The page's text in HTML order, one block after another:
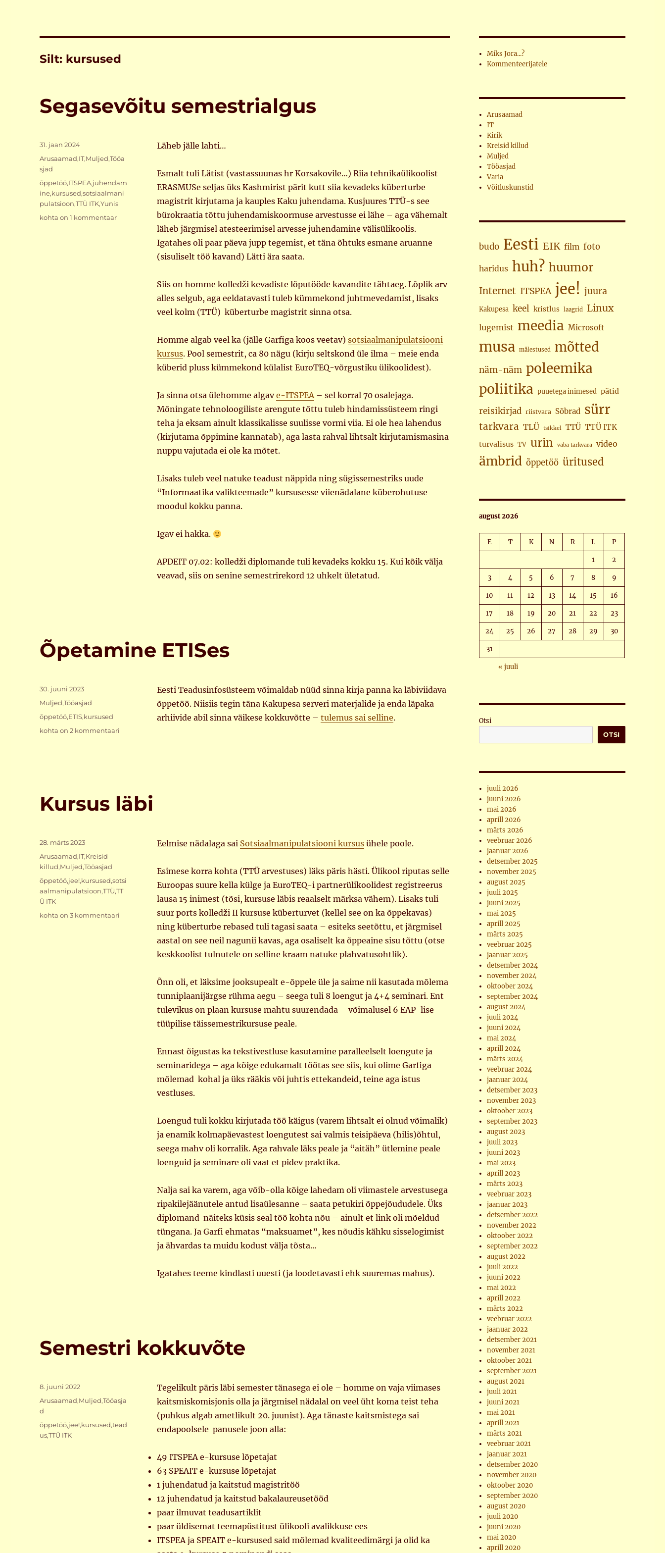
Silt: kursused
Segasevõitu semestrialgus
Läheb jälle lahti…
Esmalt tuli Lätist (vastassuunas hr Korsakovile…) Riia tehnikaülikoolist
ERASMUSe seljas üks Kashmirist pärit kutt siia kevadeks küberturbe
magistrit kirjutama ja kauples Kaku juhendama. Kusjuures TTÜ-s see
bürokraatia tõttu juhendamiskoormuse arvestusse ei lähe – aga vähemalt
läheb järgmisel atesteerimisel arvesse juhendamine välisülikoolis.
Igatahes oli paar päeva jupp tegemist, et täna õhtuks esmane aruanne
(sisuliselt töö kavand) Lätti ära saata.
Siis on homme kolledži kevadiste lõputööde kavandite tähtaeg. Lõplik arv
alles selgub, aga eeldatavasti tuleb kümmekond juhtmevedamist, lisaks
veel kolm (TTÜ) küberturbe magistrit sinna otsa.
Homme algab veel ka (jälle Garfiga koos veetav) sotsiaalmanipulatsiooni
kursus. Pool semestrit, ca 80 nägu (kirju seltskond üle ilma – meie enda
küberid pluss kümmekond külalist EuroTEQ-võrgustiku ülikoolidest).
Ja sinna otsa ülehomme algave-ITSPEA– sel korral 70 osalejaga.
Mõningate tehnoloogiliste arengute tõttu tuleb hindamissüsteem ringi
teha ja eksam ainult klassikalisse suulisse vormi viia. Ei ole hea lahendus
(kirjutama õppimine kannatab), aga lasta rahval lihtsalt kirjutamismasina
nuppu vajutada ei ole ka mõtet.
Lisaks tuleb veel natuke teadust näppida ning sügissemestriks uude
“Informaatika valikteemade” kursusesse viienädalane küberohutuse
moodul kokku panna.
Igav ei hakka.
APDEIT 07.02: kolledži diplomande tuli kevadeks kokku 15. Kui kõik välja
veavad, siis on senine semestrirekord 12 uhkelt ületatud.
Postitatud
31. jaan 2024
Rubriigid
Arusaamad,IT,Muljed,Tööa
sjad
Sildid
õppetöö,ITSPEA,juhendam
ine,kursused,sotsiaalmani
pulatsioon,TTÜ ITK,Yunis
Segasevõitu
kohta on 1 kommentaar
Õpetamine ETISes
Eesti Teadusinfosüsteem võimaldab nüüd sinna kirja panna ka läbiviidava
õppetöö. Niisiis tegin täna Kakupesa serveri materjalide ja enda läpaka
arhiivide abil sinna väikese kokkuvõtte – tulemus sai selline.
Postitatud
30. juuni 2023
Rubriigid
Muljed,Tööasjad
Sildid
õppetöö,ETIS,kursused
Õpetamine
kohta on 2 kommentaari
Kursus läbi
Eelmise nädalaga sai Sotsiaalmanipulatsiooni kursusühele poole.
Esimese korra kohta (TTÜ arvestuses) läks päris hästi. Ülikool riputas selle
Euroopas suure kella külge ja EuroTEQ-i partnerülikoolidest registreerus
lausa 15 inimest (tõsi, kursuse läbis reaalselt märksa vähem). Lisaks tuli
suur ports kolledži II kursuse küberturvet (kellel see on ka õppekavas)
ning küberturbe rebased tuli tagasi saata – esiteks seetõttu, et järgmisel
aastal on see neil nagunii kavas, aga osaliselt ka õppeaine sisu tõttu (otse
keskkoolist tulnutele on selline kraam natuke plahvatusohtlik).
Õnn oli, et läksime jooksupealt e-õppele üle ja saime nii kasutada mõlema
tunniplaanijärgse rühma aegu – seega tuli 8 loengut ja 4+4 seminari. Ent
tulevikus on plaan kursuse mahtu suurendada – võimalusel 6 EAP-lise
tüüpilise täissemestrikursuse peale.
Ennast õigustas ka tekstivestluse kasutamine paralleelselt loengute ja
seminaridega – aga kõige edukamalt töötas see siis, kui olime Garfiga
mõlemad kohal ja üks rääkis või juhtis ettekandeid, teine aga istus
vestluses.
Loengud tuli kokku kirjutada töö käigus (varem lihtsalt ei olnud võimalik)
ja enamik kolmapäevastest loengutest sai valmis teisipäeva (hilis)õhtul,
seega mahv oli korralik. Aga rahvale läks peale ja “aitäh” ütlemine peale
loenguid ja seminare oli vaat et pidev praktika.
Nalja sai ka varem, aga võib-olla kõige lahedam oli viimastele arvestusega
ripakilejäänutele antud lisaülesanne – saata petukiri õppejõududele. Üks
diplomand näiteks küsis seal töö kohta nõu – ainult et link oli mõeldud
tüngana. Ja Garfi ehmatas “maksuamet”, kes nõudis kähku sisselogimist
ja ähvardas ta muidu kodust välja tõsta…
Igatahes teeme kindlasti uuesti (ja loodetavasti ehk suuremas mahus).
Postitatud
28. märts 2023
Rubriigid
Arusaamad,IT,Kreisid
killud,Muljed,Tööasjad
Sildid
õppetöö,jee!,kursused,sotsi
aalmanipulatsioon,TTÜ,TT
Ü ITK
Kursus
kohta on 3 kommentaari
Semestri kokkuvõte
Tegelikult päris läbi semester tänasega ei ole – homme on vaja viimases
kaitsmiskomisjonis olla ja järgmisel nädalal on veel üht koma teist teha
(puhkus algab ametlikult 20. juunist). Aga tänaste kaitsmistega sai
endapoolsele panusele joon alla:
49 ITSPEA e-kursuse lõpetajat
63 SPEAIT e-kursuse lõpetajat
1 juhendatud ja kaitstud magistritöö
12 juhendatud ja kaitstud bakalaureusetööd
paar ilmuvat teadusartiklit
paar üldisemat teemapüstitust ülikooli avalikkuse ees
ITSPEA ja SPEAIT e-kursused said mõlemad kvaliteedimärgi ja olid ka
Postitatud
8. juuni 2022
Rubriigid
Arusaamad,Muljed,Tööasja
d
Sildid
õppetöö,jee!,kursused,tead
us,TTÜ ITK
Miks Jora...?
Kommenteerijatele
Arusaamad
IT
Kirik
Kreisid killud
Muljed
Tööasjad
Varia
Võitluskunstid
budo Eesti EIK film foto
haridus huh? huumor
Internet ITSPEA jee! juura
Kakupesa keel kristlus laagrid Linux
lugemist meedia Microsoft
musa mälestused mõtted
näm-näm poleemika
poliitika puuetega inimesed pätid
reisikirjad riistvara Sõbrad sürr
tarkvara TLÜ tsikkel TTÜ TTÜ ITK
turvalisus TV urin vaba tarkvara video
ämbrid õppetöö üritused
august 2026
E T K N R L P
1 2
3 4 5 6 7 8 9
10 11 12 13 14 15 16
17 18 19 20 21 22 23
24 25 26 27 28 29 30
31
« juuli
Otsi
OTSI
juuli 2026
juuni 2026
mai 2026
aprill 2026
märts 2026
veebruar 2026
jaanuar 2026
detsember 2025
november 2025
august 2025
juuli 2025
juuni 2025
mai 2025
aprill 2025
märts 2025
veebruar 2025
jaanuar 2025
detsember 2024
november 2024
oktoober 2024
september 2024
august 2024
juuli 2024
juuni 2024
mai 2024
aprill 2024
märts 2024
veebruar 2024
jaanuar 2024
detsember 2023
november 2023
oktoober 2023
september 2023
august 2023
juuli 2023
juuni 2023
mai 2023
aprill 2023
märts 2023
veebruar 2023
jaanuar 2023
detsember 2022
november 2022
oktoober 2022
september 2022
august 2022
juuli 2022
juuni 2022
mai 2022
aprill 2022
märts 2022
veebruar 2022
jaanuar 2022
detsember 2021
november 2021
oktoober 2021
september 2021
august 2021
juuli 2021
juuni 2021
mai 2021
aprill 2021
märts 2021
veebruar 2021
jaanuar 2021
detsember 2020
november 2020
oktoober 2020
september 2020
august 2020
juuli 2020
juuni 2020
mai 2020
aprill 2020